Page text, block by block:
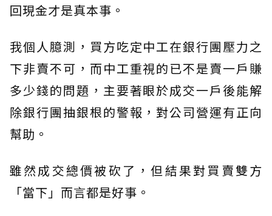
回現金才是真本事。
我個人臆測，買方吃定中工在銀行團壓力之
下非賣不可，而中工重視的已不是賣一戶賺
多少錢的問題，主要著眼於成交一戶後能解
除銀行團抽銀根的警報，對公司營運有正向
幫助。
雖然成交總價被砍了，但結果對買賣雙方
「當下」而言都是好事。